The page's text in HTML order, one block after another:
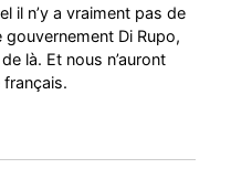
il n’y a vraiment pas de
gouvernement Di Rupo,
là. Et nous n’auront